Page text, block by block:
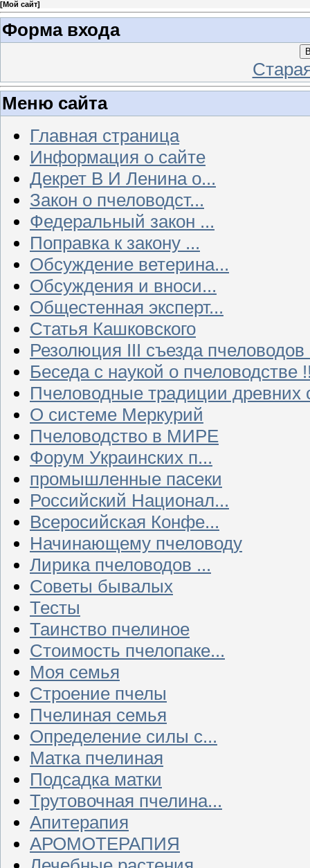
[Мой сайт]
Форма входа
Меню сайта
Главная страница
Информация о сайте
Декрет В И Ленина о...
Закон о пчеловодст...
Федеральный закон ...
Поправка к закону ...
Обсуждение ветерина...
Обсуждения и вноси...
Общестенная эксперт...
Статья Кашковского
Резолюция III съезда
Беседа с наукой о пчеловодстве
Пчеловодные традиции древних
О системе Меркурий
Пчеловодство в МИРЕ
Форум Украинских п...
промышленные пасеки
Российский Национал...
Всеросийская Конфе...
Начинающему пчеловоду
Лирика пчеловодов ...
Советы бывалых
Тесты
Таинство пчелиное
Стоимость пчелопаке...
Моя семья
Строение пчелы
Пчелиная семья
Определение силы с...
Матка пчелиная
Подсадка матки
Трутовочная пчелина...
Апитерапия
АРОМОТЕРАПИЯ